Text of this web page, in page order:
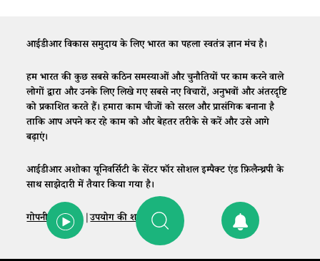
आईडीआर विकास समुदाय के लिए भारत का पहला स्वतंत्र ज्ञान मंच है।
हम भारत की कुछ सबसे कठिन समस्याओं और चुनौतियों पर काम करने वाले
लोगों द्वारा और उनके लिए लिखे गए सबसे नए विचारों, अनुभवों और अंतरदृष्टि
को प्रकाशित करते हैं। हमारा काम चीजों को सरल और प्रासंगिक बनाना है
ताकि आप अपने कर रहे काम को और बेहतर तरीके से करें और उसे आगे
बढ़ाएं।
आईडीआर अशोका यूनिवर्सिटी के सेंटर फॉर सोशल इम्पैक्ट एंड फ़िलैन्थ्रपी के
साथ साझेदारी में तैयार किया गया है।
गोपनीयता नीति |उपयोग की शर्तें |संपर्क